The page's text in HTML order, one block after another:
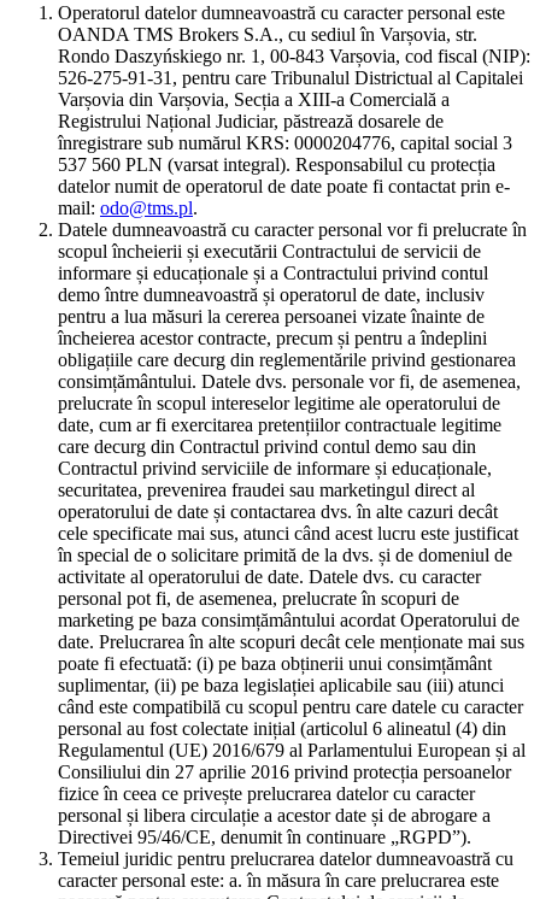
Operatorul datelor dumneavoastră cu caracter personal este
OANDA TMS Brokers S.A., cu sediul în Varșovia, str.
Rondo Daszyńskiego nr. 1, 00-843 Varșovia, cod fiscal (NIP):
526-275-91-31, pentru care Tribunalul Districtual al Capitalei
Varșovia din Varșovia, Secția a XIII-a Comercială a
Registrului Național Judiciar, păstrează dosarele de
înregistrare sub numărul KRS: 0000204776, capital social 3
537 560 PLN (varsat integral). Responsabilul cu protecția
datelor numit de operatorul de date poate fi contactat prin e-
mail: odo@tms.pl.
Datele dumneavoastră cu caracter personal vor fi prelucrate în
scopul încheierii și executării Contractului de servicii de
informare și educaționale și a Contractului privind contul
demo între dumneavoastră și operatorul de date, inclusiv
pentru a lua măsuri la cererea persoanei vizate înainte de
încheierea acestor contracte, precum și pentru a îndeplini
obligațiile care decurg din reglementările privind gestionarea
consimțământului. Datele dvs. personale vor fi, de asemenea,
prelucrate în scopul intereselor legitime ale operatorului de
date, cum ar fi exercitarea pretențiilor contractuale legitime
care decurg din Contractul privind contul demo sau din
Contractul privind serviciile de informare și educaționale,
securitatea, prevenirea fraudei sau marketingul direct al
operatorului de date și contactarea dvs. în alte cazuri decât
cele specificate mai sus, atunci când acest lucru este justificat
în special de o solicitare primită de la dvs. și de domeniul de
activitate al operatorului de date. Datele dvs. cu caracter
personal pot fi, de asemenea, prelucrate în scopuri de
marketing pe baza consimțământului acordat Operatorului de
date. Prelucrarea în alte scopuri decât cele menționate mai sus
poate fi efectuată: (i) pe baza obținerii unui consimțământ
suplimentar, (ii) pe baza legislației aplicabile sau (iii) atunci
când este compatibilă cu scopul pentru care datele cu caracter
personal au fost colectate inițial (articolul 6 alineatul (4) din
Regulamentul (UE) 2016/679 al Parlamentului European și al
Consiliului din 27 aprilie 2016 privind protecția persoanelor
fizice în ceea ce privește prelucrarea datelor cu caracter
personal și libera circulație a acestor date și de abrogare a
Directivei 95/46/CE, denumit în continuare „RGPD”).
Temeiul juridic pentru prelucrarea datelor dumneavoastră cu
caracter personal este: a. în măsura în care prelucrarea este